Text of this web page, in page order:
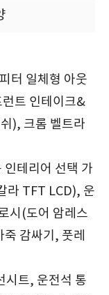
터 일체형 아웃
트 인테이크&
), 크롬 벨트라
인테리어 선택 가
라 TFT LCD), 운
시(도어 암레스
감싸기, 풋레
시트, 운전석 통